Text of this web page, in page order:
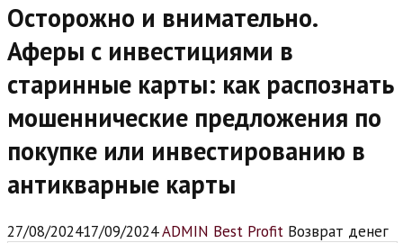
Осторожно и внимательно.
Аферы с инвестициями в
старинные карты: как распознать
мошеннические предложения по
покупке или инвестированию в
антикварные карты
27/08/202417/09/2024ADMIN Best Profit Возврат денег